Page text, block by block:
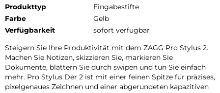
Produkttyp
Eingabestifte
Farbe
Gelb
Verfügbarkeit
sofort verfügbar
Steigern Sie Ihre Produktivität mit dem ZAGG Pro Stylus 2.
Machen Sie Notizen, skizzieren Sie, markieren Sie
Dokumente, blättern Sie durch swipen und tun Sie einfach
mehr. Pro Stylus Der 2 ist mit einer feinen Spitze für präzises,
pixelgenaues Zeichnen und einer abgerundeten kapazitiven